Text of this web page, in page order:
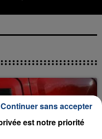
est notre priorité
Continuer sans accepter